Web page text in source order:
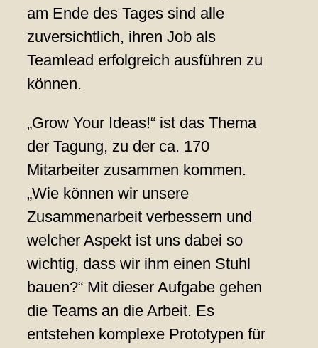
am Ende des Tages sind alle
zuversichtlich, ihren Job als
Teamlead erfolgreich ausführen zu
können.
„Grow Your Ideas!“ ist das Thema
der Tagung, zu der ca. 170
Mitarbeiter zusammen kommen.
„Wie können wir unsere
Zusammenarbeit verbessern und
welcher Aspekt ist uns dabei so
wichtig, dass wir ihm einen Stuhl
bauen?“ Mit dieser Aufgabe gehen
die Teams an die Arbeit. Es
entstehen komplexe Prototypen für